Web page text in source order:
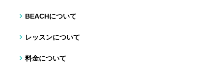
BEACHについて
レッスンについて
料金について